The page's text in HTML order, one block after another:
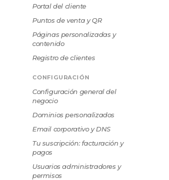
Portal del cliente
Puntos de venta y QR
Páginas personalizadas y
contenido
Registro de clientes
CONFIGURACIÓN
Configuración general del
negocio
Dominios personalizados
Email corporativo y DNS
Tu suscripción: facturación y
pagos
Usuarios administradores y
permisos